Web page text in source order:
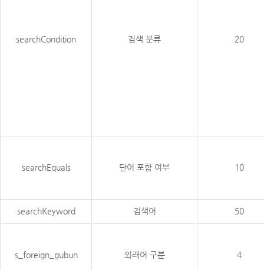
searchCondition 검색 분류 20
searchEquals 단어 포함 여부 10
searchKeyword 검색어 50
s_foreign_gubun 외래어 구분 4